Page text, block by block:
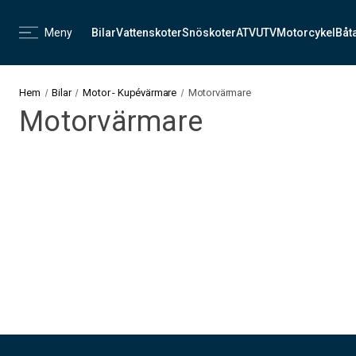
Meny BilarVattenskoterSnöskoterATVUTVMotorcykel
Hem Bilar Motor - Kupévärmare Motorvärmare
Motorvärmare